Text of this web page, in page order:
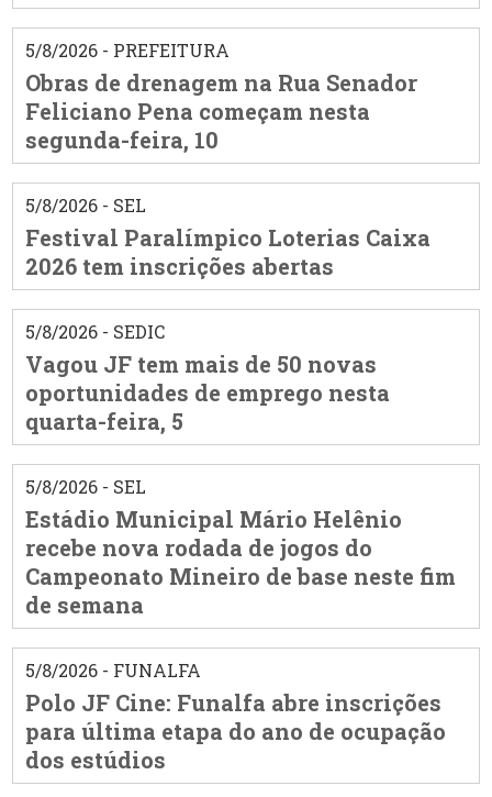
5/8/2026 - PREFEITURA
Obras de drenagem na Rua Senador
Feliciano Pena começam nesta
segunda-feira, 10
5/8/2026 - SEL
Festival Paralímpico Loterias Caixa
2026 tem inscrições abertas
5/8/2026 - SEDIC
Vagou JF tem mais de 50 novas
oportunidades de emprego nesta
quarta-feira, 5
5/8/2026 - SEL
Estádio Municipal Mário Helênio
recebe nova rodada de jogos do
Campeonato Mineiro de base neste fim
de semana
5/8/2026 - FUNALFA
Polo JF Cine: Funalfa abre inscrições
para última etapa do ano de ocupação
dos estúdios